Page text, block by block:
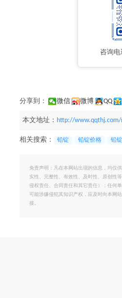
咨询电
分享到： 微信 微博 QQ
本文地址： http://www.qqthj.com/
相关搜索： 铅锭 铅锭价格 铅
免责声明：凡在本网站出现的信息，均仅
实性、完整性、有效性、及时性、原创性
侵权责任、合同责任和其它责任）；任何
可能涉嫌侵犯其知识产权，应及时向本网
接。